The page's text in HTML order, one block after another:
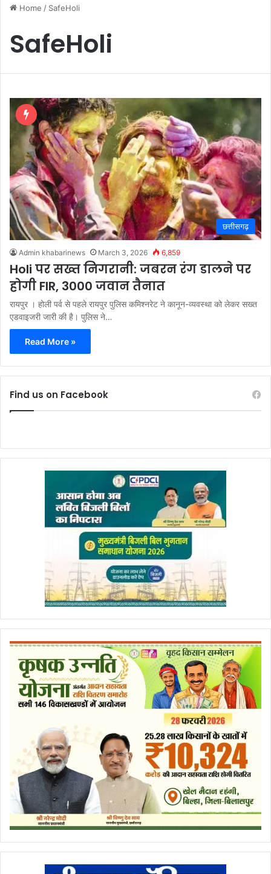
Home / SafeHoli
SafeHoli
छत्तीसगढ़
Admin khabarinews March 3, 2026 6,859
Holi पर सख्त निगरानी: जबरन रंग डालने पर
होगी FIR, 3000 जवान तैनात
रायपुर । होली पर्व से पहले रायपुर पुलिस कमिश्नरेट ने कानून-व्यवस्था को लेकर सख्त
एडवाइजरी जारी की है। पुलिस ने…
Read More »
Find us on Facebook